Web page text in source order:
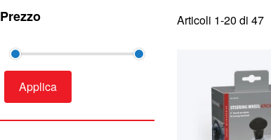
Prezzo
Applica
Articoli 1-20 di 47